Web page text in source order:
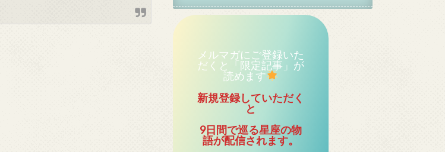
メルマガにご登録いた
だくと「限定記事」が
読めます
新規登録していただく
と
9日間で巡る星座の物
語が配信されます。